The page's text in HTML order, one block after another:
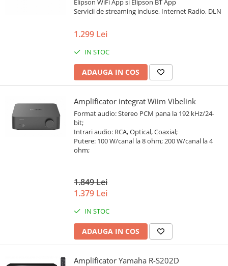
Elipson WiFi App si Elipson BT App
Servicii de streaming incluse, Internet Radio, DLN
1.299 Lei
IN STOC
ADAUGA IN COS
Amplificator integrat Wiim Vibelink
Format audio: Stereo PCM pana la 192 kHz/24-
bit;
Intrari audio: RCA, Optical, Coaxial;
Putere: 100 W/canal la 8 ohm; 200 W/canal la 4
ohm;
1.849 Lei
1.379 Lei
IN STOC
ADAUGA IN COS
Amplificator Yamaha R-S202D